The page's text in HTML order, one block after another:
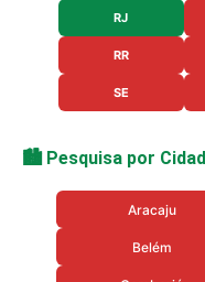
RJ
RR
SE
🏙️ Pesquisa por
Aracaju
Belém